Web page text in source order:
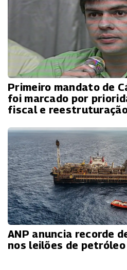
Primeiro mandato de
foi marcado por
fiscal e
ANP anuncia recorde
nos leilões de